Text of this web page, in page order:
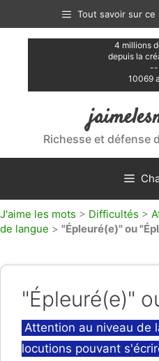
contenu
Tout savoir sur
4 millions
depuis la
10069
Richesse et défense
J'aime les mots > Difficultés >
de langue > "Épleuré(e)" ou
"Épleuré(e)"
Catégories
Attention au niveau de
locutions pouvant